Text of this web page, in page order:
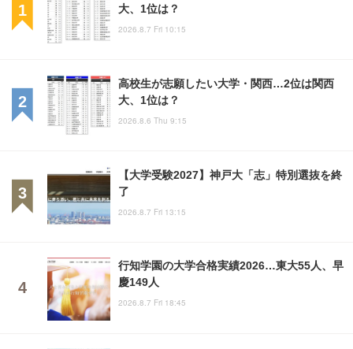
大、1位は？
2026.8.7 Fri 10:15
高校生が志願したい大学・関西…2位は関西
大、1位は？
2026.8.6 Thu 9:15
【大学受験2027】神戸大「志」特別選抜を終
了
2026.8.7 Fri 13:15
行知学園の大学合格実績2026…東大55人、早
慶149人
2026.8.7 Fri 18:45